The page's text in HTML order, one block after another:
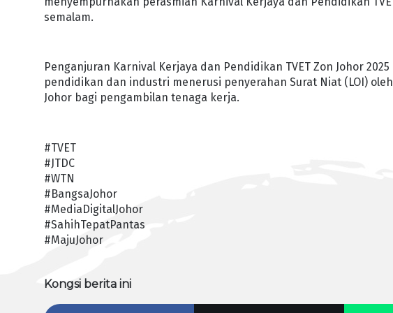
semalam.
Penganjuran Karnival Kerjaya dan Pendidikan TVET Zon Johor
pendidikan dan industri menerusi penyerahan Surat Niat (LOI)
Johor bagi pengambilan tenaga kerja.
#TVET
#JTDC
#WTN
#BangsaJohor
#MediaDigitalJohor
#SahihTepatPantas
#MajuJohor
Kongsi berita ini